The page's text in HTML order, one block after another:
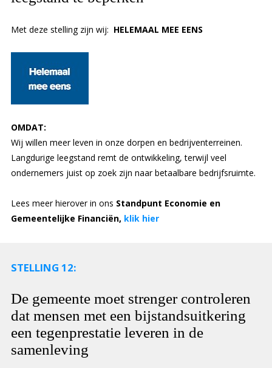
Met deze stelling zijn wij: HELEMAAL MEE EENS
OMDAT:
Wij willen meer leven in onze dorpen en bedrijventerreinen.
Langdurige leegstand remt de ontwikkeling, terwijl veel
ondernemers juist op zoek zijn naar betaalbare bedrijfsruimte.
Lees meer hierover in ons Standpunt Economie en
Gemeentelijke Financiën, klik hier
STELLING 12:
De gemeente moet strenger controleren
dat mensen met een bijstandsuitkering
een tegenprestatie leveren in de
samenleving